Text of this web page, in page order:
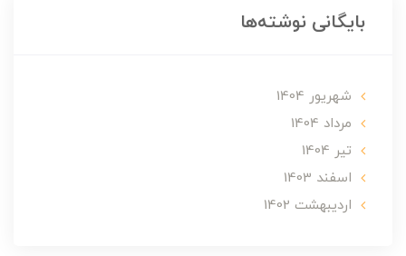
بایگانی نوشته‌ها
شهریور 1404
مرداد 1404
تير 1404
اسفند 1403
ارديبهشت 1402